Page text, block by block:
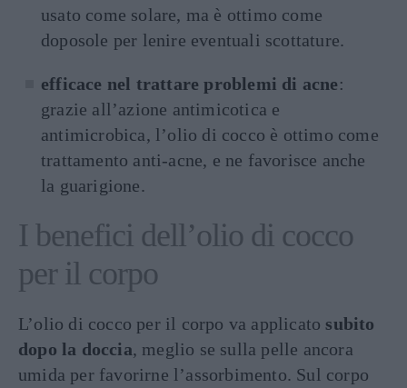
usato come solare, ma è ottimo come
doposole per lenire eventuali scottature.
efficace nel trattare problemi di acne:
grazie all’azione antimicotica e
antimicrobica, l’olio di cocco è ottimo come
trattamento anti-acne, e ne favorisce anche
la guarigione.
I benefici dell’olio di cocco
per il corpo
L’olio di cocco per il corpo va applicato subito
dopo la doccia, meglio se sulla pelle ancora
umida per favorirne l’assorbimento. Sul corpo